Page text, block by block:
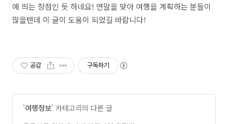
에 띄는 장점인 듯 하네요! 연말을 맞아 여행을 계획하는 분들이
많을텐데 이 글이 도움이 되었길 바랍니다!
공감 구독하기
'여행정보' 카테고리의 다른 글